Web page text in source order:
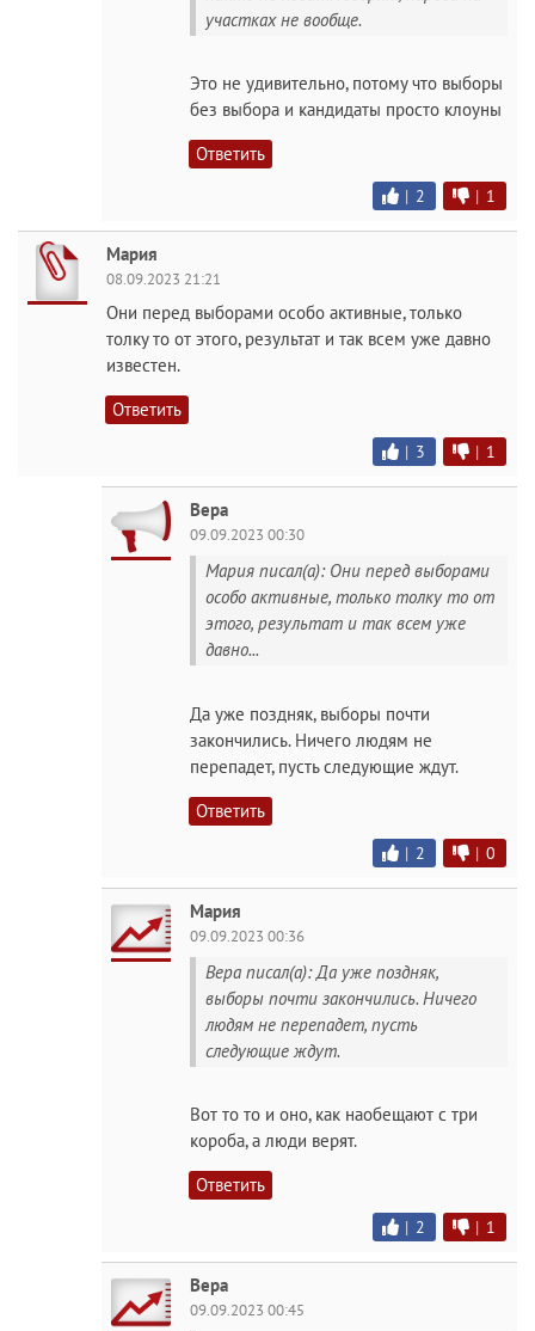
участках не вообще.
Это не удивительно, потому что выборы
без выбора и кандидаты просто клоуны
Ответить
| 2 | 1
Мария
08.09.2023 21:21
Они перед выборами особо активные, только
толку то от этого, результат и так всем уже давно
известен.
Ответить
| 3 | 1
Вера
09.09.2023 00:30
Мария писал(а): Они перед выборами
особо активные, только толку то от
этого, результат и так всем уже
давно...
Да уже поздняк, выборы почти
закончились. Ничего людям не
перепадет, пусть следующие ждут.
Ответить
| 2 | 0
Мария
09.09.2023 00:36
Вера писал(а): Да уже поздняк,
выборы почти закончились. Ничего
людям не перепадет, пусть
следующие ждут.
Вот то то и оно, как наобещают с три
короба, а люди верят.
Ответить
| 2 | 1
Вера
09.09.2023 00:45